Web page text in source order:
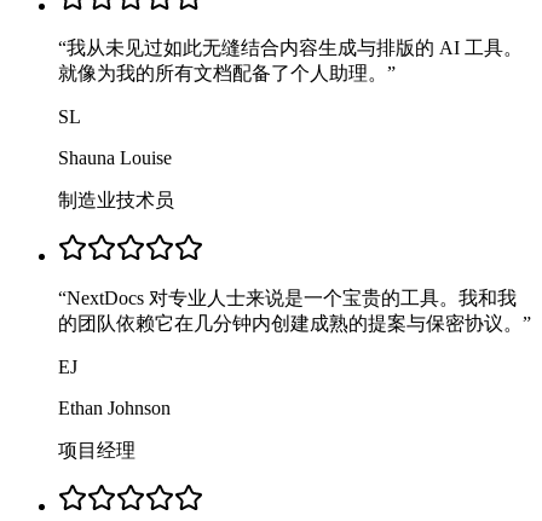
“我从未见过如此无缝结合内容生成与排版的 AI 工具。
就像为我的所有文档配备了个人助理。 ”
SL
Shauna Louise
制造业技术员
“NextDocs 对专业人士来说是一个宝贵的工具。我和我
的团队依赖它在几分钟内创建成熟的提案与保密协议。 ”
EJ
Ethan Johnson
项目经理